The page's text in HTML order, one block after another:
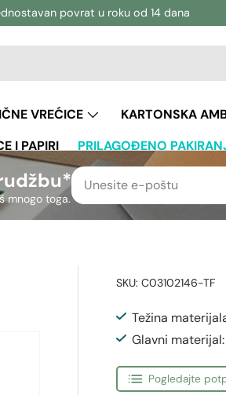
povrat u roku od 14 dana
VREĆICE KARTONSKA
I PAPIRI PRILAGOĐENO
mnogo toga.
SKU: C03102146-TF
Težina
Glavni
Pogledajte